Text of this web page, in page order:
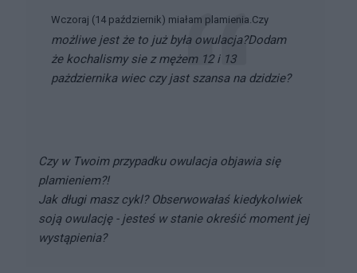
Wczoraj (14 październik) miałam plamienia.Czy
możliwe jest że to już była owulacja?Dodam
że kochalismy sie z mężem 12 i 13
pażdziernika wiec czy jast szansa na dzidzie?
Czy w Twoim przypadku owulacja objawia się
plamieniem?!
Jak długi masz cykl? Obserwowałaś kiedykolwiek
soją owulację - jesteś w stanie okreśić moment jej
wystąpienia?